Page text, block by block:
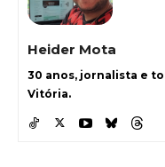
Heider Mota
30 anos, jornalista e
Vitória.